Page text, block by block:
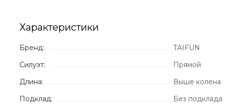
Характеристики
Бренд:
TAIFUN
Силуэт:
Прямой
Длина:
Выше колена
Подклад:
Без подклада